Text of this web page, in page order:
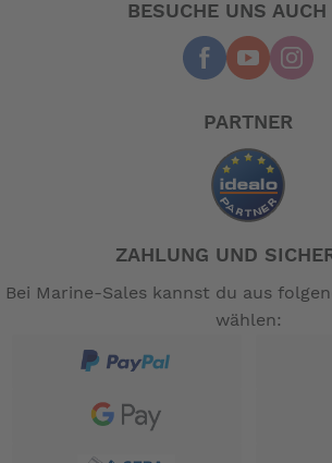
BESUCHE UNS AUCH
PARTNER
ZAHLUNG UND
Bei Marine-Sales kannst du aus
wählen: